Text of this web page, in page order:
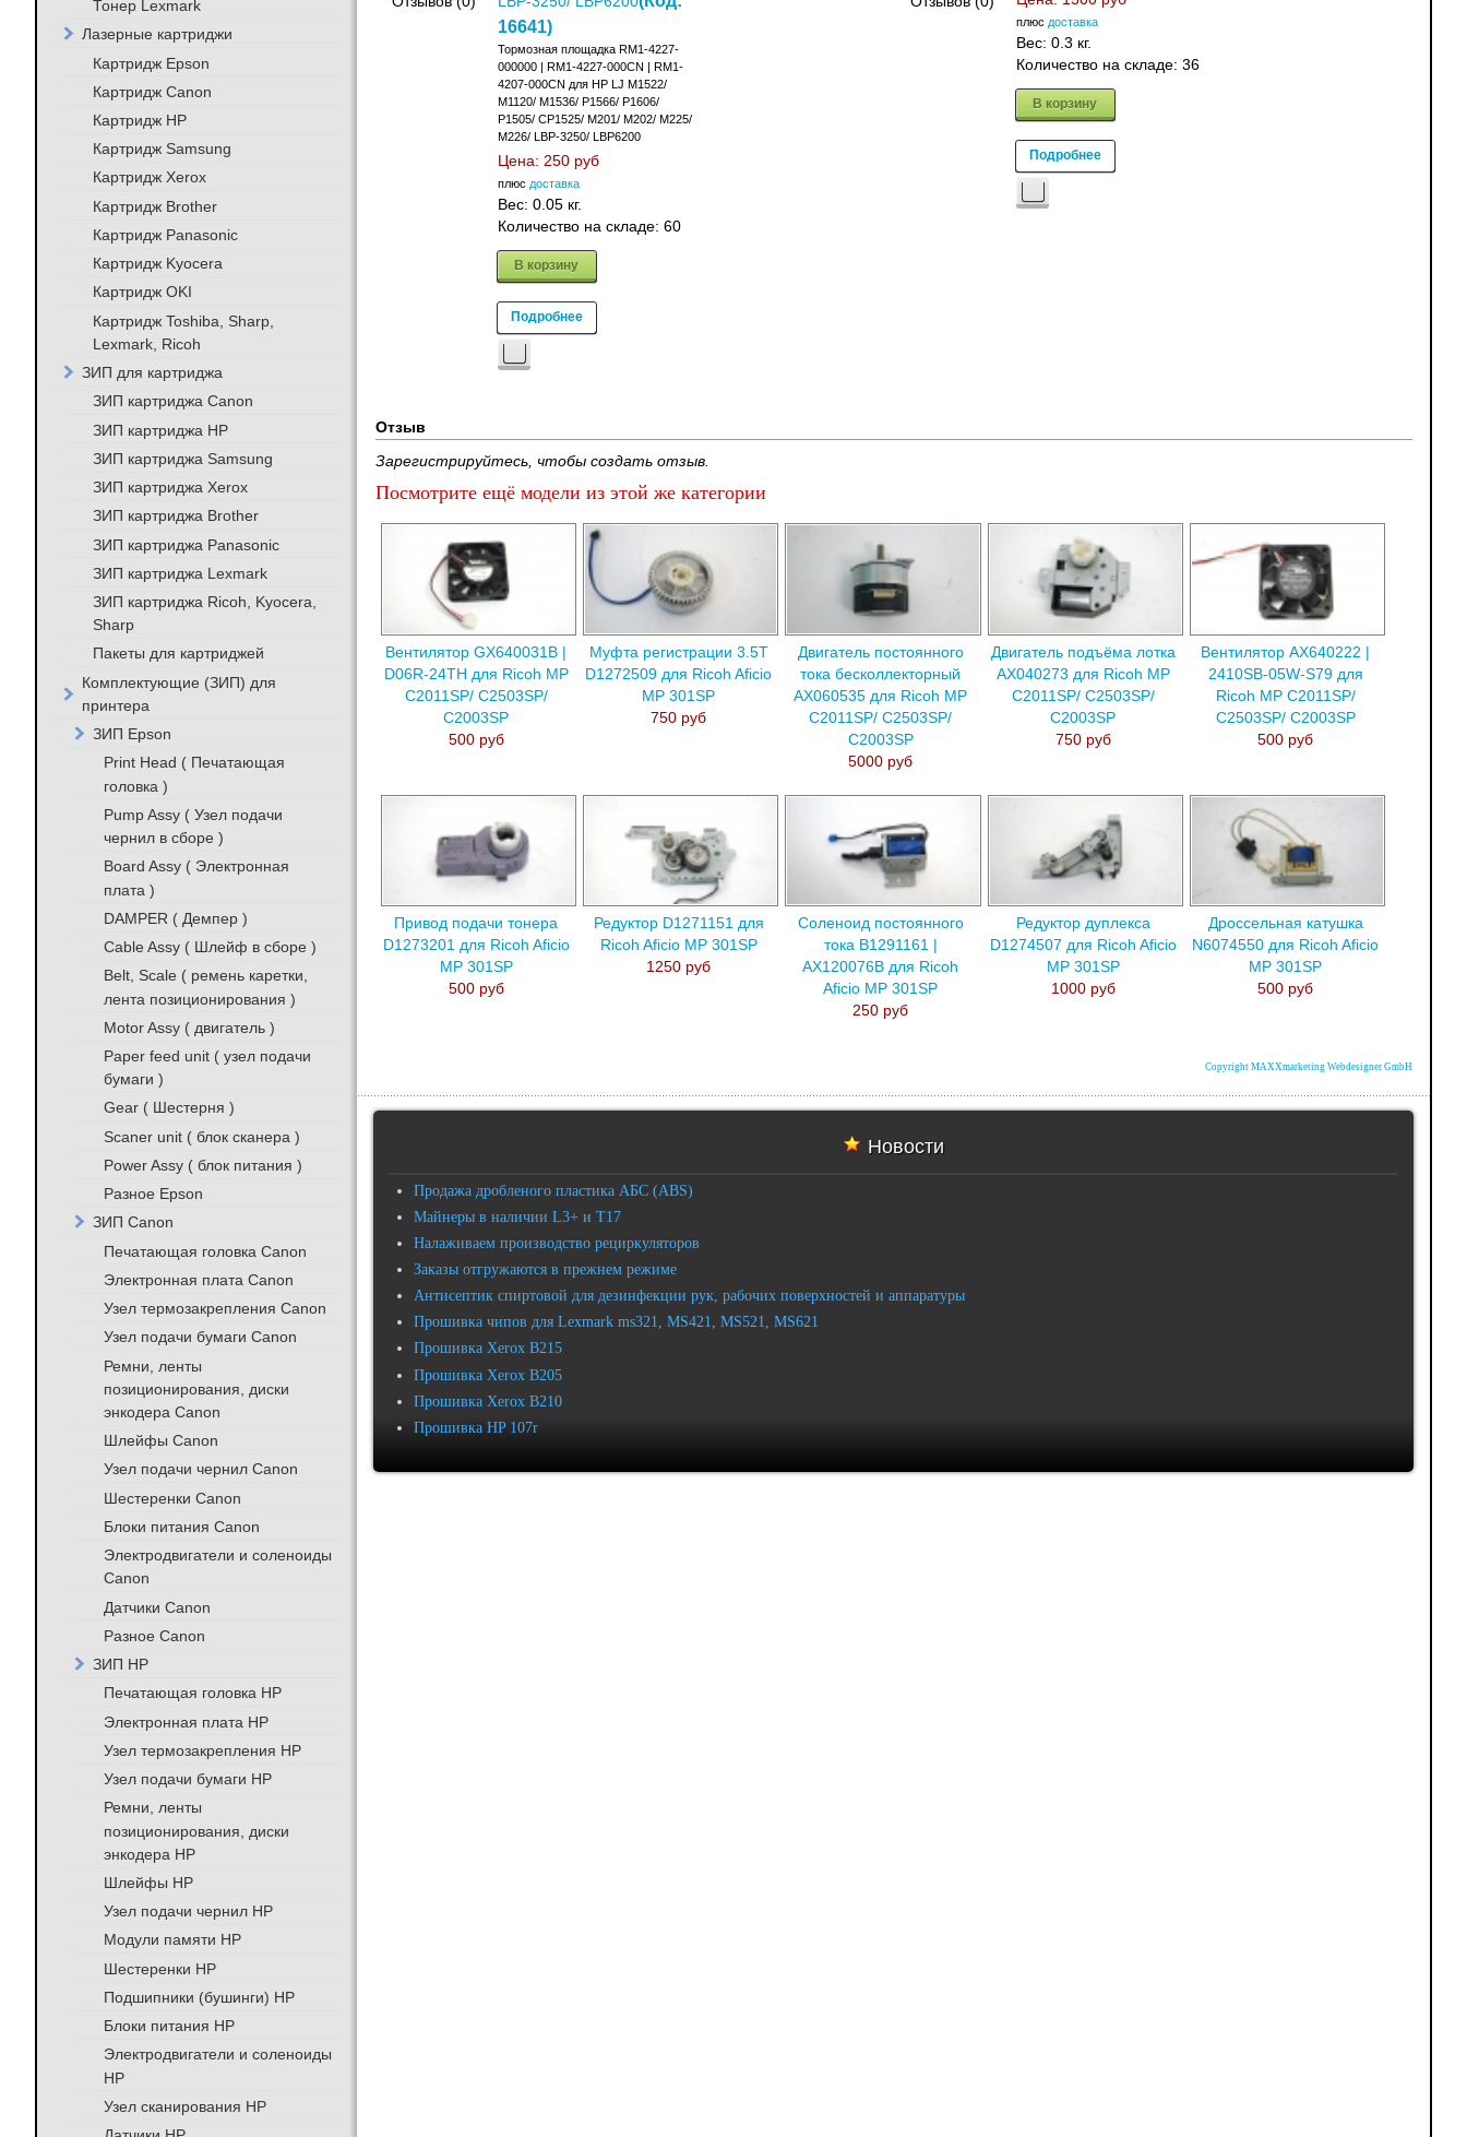
16641)
Тормозная площадка RM1-4227-
000000 | RM1-4227-000CN | RM1-
4207-000CN для HP LJ M1522/
M1120/ M1536/ P1566/ P1606/
P1505/ CP1525/ M201/ M202/ M225/
M226/ LBP-3250/ LBP6200
Цена: 250 руб
плюс доставка
Вес: 0.05 кг.
Количество на складе: 60
В корзину
Подробнее
плюс доставка
Вес: 0.3 кг.
Количество на складе: 36
В корзину
Подробнее
Отзыв
Зарегистрируйтесь, чтобы создать отзыв.
Посмотрите ещё модели из этой же категории
Вентилятор GX640031B |
D06R-24TH для Ricoh MP
C2011SP/ C2503SP/
C2003SP
500 руб
Муфта регистрации 3.5T
D1272509 для Ricoh Aficio
MP 301SP
750 руб
Двигатель постоянного
тока бесколлекторный
AX060535 для Ricoh MP
C2011SP/ C2503SP/
C2003SP
5000 руб
Двигатель подъёма лотка
AX040273 для Ricoh MP
C2011SP/ C2503SP/
C2003SP
750 руб
Вентилятор AX640222 |
2410SB-05W-S79 для
Ricoh MP C2011SP/
C2503SP/ C2003SP
500 руб
Привод подачи тонера
D1273201 для Ricoh Aficio
MP 301SP
500 руб
Редуктор D1271151 для
Ricoh Aficio MP 301SP
1250 руб
Соленоид постоянного
тока B1291161 |
AX120076B для Ricoh
Aficio MP 301SP
250 руб
Редуктор дуплекса
D1274507 для Ricoh Aficio
MP 301SP
1000 руб
Дроссельная катушка
N6074550 для Ricoh Aficio
MP 301SP
500 руб
Copyright MAXXmarketing Webdesigner GmbH
Новости
Продажа дробленого пластика АБС (ABS)
Майнеры в наличии L3+ и T17
Налаживаем производство рециркуляторов
Заказы отгружаются в прежнем режиме
Антисептик спиртовой для дезинфекции рук, рабочих поверхностей и аппаратуры
Прошивка чипов для Lexmark ms321, MS421, MS521, MS621
Прошивка Xerox B215
Прошивка Xerox B205
Прошивка Xerox B210
Прошивка HP 107r
Тонер Lexmark
Лазерные картриджи
Картридж Epson
Картридж Canon
Картридж HP
Картридж Samsung
Картридж Xerox
Картридж Brother
Картридж Panasonic
Картридж Kyocera
Картридж OKI
Картридж Toshiba, Sharp,
Lexmark, Ricoh
ЗИП для картриджа
ЗИП картриджа Canon
ЗИП картриджа HP
ЗИП картриджа Samsung
ЗИП картриджа Xerox
ЗИП картриджа Brother
ЗИП картриджа Panasonic
ЗИП картриджа Lexmark
ЗИП картриджа Ricoh, Kyocera,
Sharp
Пакеты для картриджей
Комплектующие (ЗИП) для
принтера
ЗИП Epson
Print Head ( Печатающая
головка )
Pump Assy ( Узел подачи
чернил в сборе )
Board Assy ( Электронная
плата )
DAMPER ( Демпер )
Cable Assy ( Шлейф в сборе )
Belt, Scale ( ремень каретки,
лента позиционирования )
Motor Assy ( двигатель )
Paper feed unit ( узел подачи
бумаги )
Gear ( Шестерня )
Scaner unit ( блок сканера )
Power Assy ( блок питания )
Разное Epson
ЗИП Canon
Печатающая головка Canon
Электронная плата Canon
Узел термозакрепления Canon
Узел подачи бумаги Canon
Ремни, ленты
позиционирования, диски
энкодера Canon
Шлейфы Canon
Узел подачи чернил Canon
Шестеренки Canon
Блоки питания Canon
Электродвигатели и соленоиды
Canon
Датчики Canon
Разное Canon
ЗИП HP
Печатающая головка HP
Электронная плата HP
Узел термозакрепления HP
Узел подачи бумаги HP
Ремни, ленты
позиционирования, диски
энкодера HP
Шлейфы HP
Узел подачи чернил HP
Модули памяти HP
Шестеренки HP
Подшипники (бушинги) HP
Блоки питания HP
Электродвигатели и соленоиды
HP
Узел сканирования HP